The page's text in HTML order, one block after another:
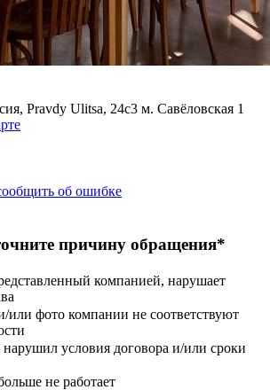
Pravdy Ulitsa, 24с3 м. Савёловская 1
об ошибке
причину обращения*
компанией, нарушает
или фото компании не соответствуют
условия договора и/или сроки
не работает